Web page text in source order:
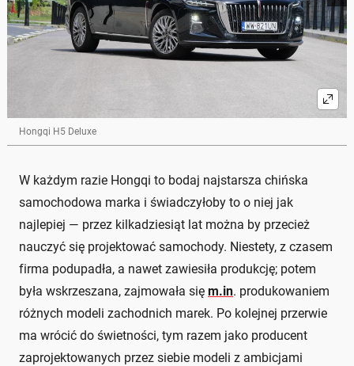
Hongqi H5 Deluxe
W każdym razie Hongqi to bodaj najstarsza chińska
samochodowa marka i świadczyłoby to o niej jak
najlepiej — przez kilkadziesiąt lat można by przecież
nauczyć się projektować samochody. Niestety, z czasem
firma podupadła, a nawet zawiesiła produkcję; potem
była wskrzeszana, zajmowała się m.in. produkowaniem
różnych modeli zachodnich marek. Po kolejnej przerwie
ma wrócić do świetności, tym razem jako producent
zaprojektowanych przez siebie modeli z ambicjami